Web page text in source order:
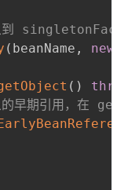
到
( beanName , new
( )
早期引用，在